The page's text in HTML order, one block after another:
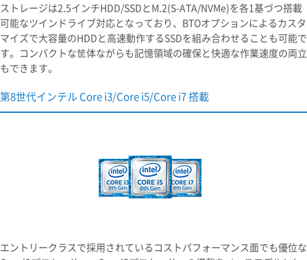
ストレージは2.5インチHDD/SSDとM.2(S-ATA/NVMe)を各1基づつ搭載
可能なツインドライブ対応となっており、BTOオプションによるカスタ
マイズで大容量のHDDと高速動作するSSDを組み合わせることも可能で
す。コンパクトな筐体ながらも記憶領域の確保と快適な作業速度の両立
もできます。
第8世代インテル Core i3/Core i5/Core i7 搭載
エントリークラスで採用されているコストパフォーマンス面でも優位な